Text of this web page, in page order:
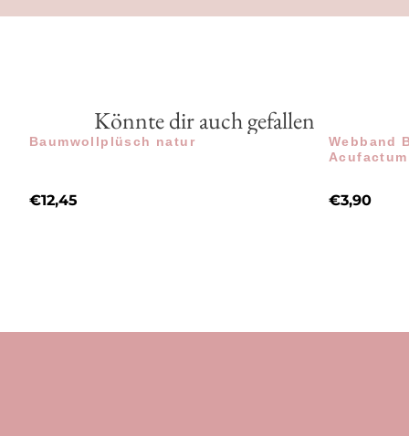
Könnte dir auch gefallen
Baumwollplüsch natur
€12,45
Webband
€3,90